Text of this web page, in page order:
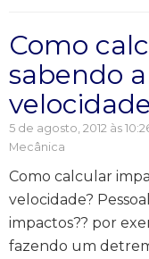
Como
sabendo
5 de agosto, 2012 às
Mecânica
Como calcular
velocidade?
impactos?? por
fazendo um